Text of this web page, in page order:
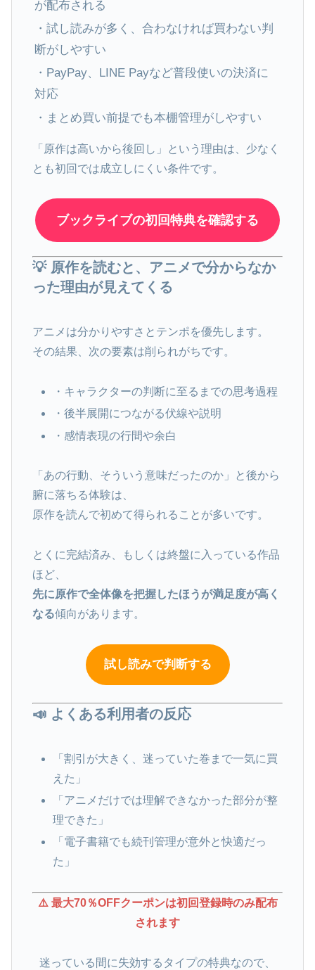
が配布される
・試し読みが多く、合わなければ買わない判
断がしやすい
・PayPay、LINE Payなど普段使いの決済に
対応
・まとめ買い前提でも本棚管理がしやすい
「原作は高いから後回し」という理由は、少なく
とも初回では成立しにくい条件です。
ブックライブの初回特典を確認する
💡 原作を読むと、アニメで分からなか
った理由が見えてくる
アニメは分かりやすさとテンポを優先します。
その結果、次の要素は削られがちです。
・キャラクターの判断に至るまでの思考過程
・後半展開につながる伏線や説明
・感情表現の行間や余白
「あの行動、そういう意味だったのか」と後から
腑に落ちる体験は、
原作を読んで初めて得られることが多いです。
とくに完結済み、もしくは終盤に入っている作品
ほど、
先に原作で全体像を把握したほうが満足度が高く
なる傾向があります。
試し読みで判断する
📣 よくある利用者の反応
「割引が大きく、迷っていた巻まで一気に買
えた」
「アニメだけでは理解できなかった部分が整
理できた」
「電子書籍でも続刊管理が意外と快適だっ
た」
⚠️ 最大70％OFFクーポンは初回登録時のみ配布
されます
迷っている間に失効するタイプの特典なので、